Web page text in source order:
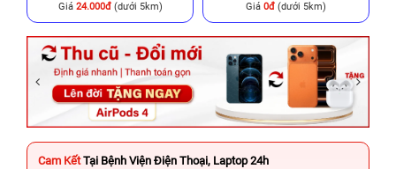
Giá 24.000đ(dưới 5km) Giá 0đ (dưới 5km)
Cam Kết Tại Bệnh Viện Điện Thoại, Laptop 24h